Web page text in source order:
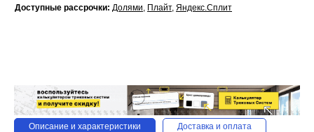
Доступные рассрочки: Долями, Плайт, Яндекс.Сплит
Описание и характеристики Доставка и оплата